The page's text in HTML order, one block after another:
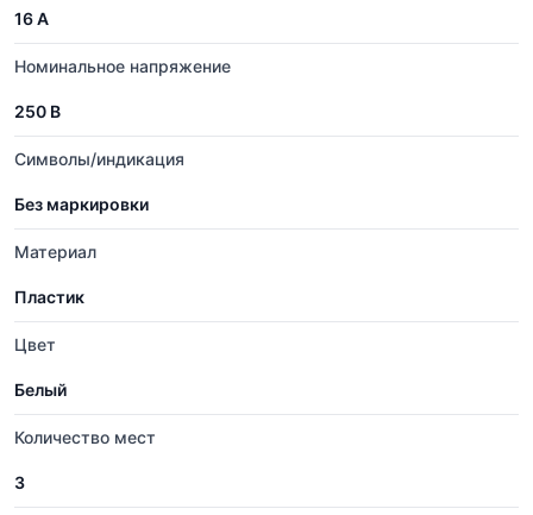
16 А
Номинальное напряжение
250 В
Символы/индикация
Без маркировки
Материал
Пластик
Цвет
Белый
Количество мест
3